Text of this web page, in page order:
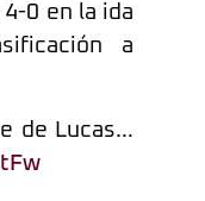
0 en la ida
a
de Lucas…